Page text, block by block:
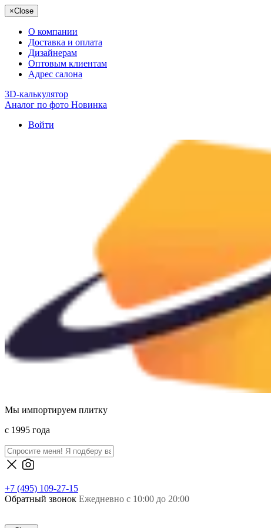
×Close
О компании
Доставка и оплата
Дизайнерам
Оптовым клиентам
Адрес салона
3D-калькулятор
Аналог по фото Новинка
Войти
Мы импортируем плитку
c 1995 года
+7 (495) 109-27-15
Обратный звонок Ежедневно с 10:00 до 20:00